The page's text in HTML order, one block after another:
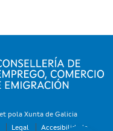
pola Xunta de Galicia
Legal Accesibilidade